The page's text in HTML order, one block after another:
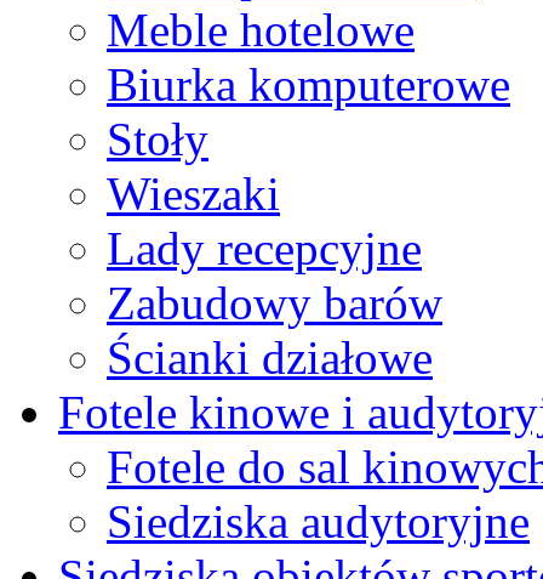
Meble hotelowe
Biurka komputerowe
Stoły
Wieszaki
Lady recepcyjne
Zabudowy barów
Ścianki działowe
Fotele kinowe i
Fotele do sal
Siedziska audytoryjne